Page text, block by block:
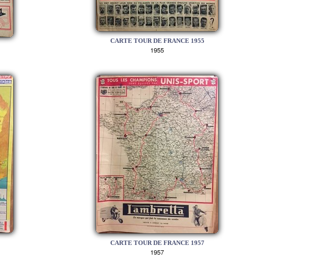
CARTE TOUR DE FRANCE 1955
1955
CARTE TOUR DE FRANCE 1957
1957